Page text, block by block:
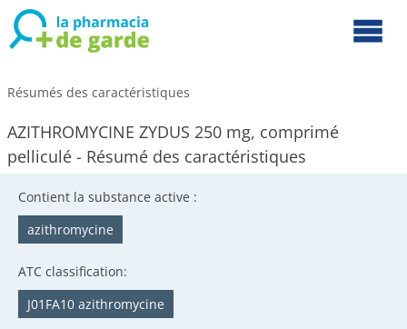
Résumés des caractéristiques
AZITHROMYCINE ZYDUS 250 mg, comprimé
pelliculé - Résumé des caractéristiques
Contient la substance active :
azithromycine
ATC classification:
J01FA10 azithromycine